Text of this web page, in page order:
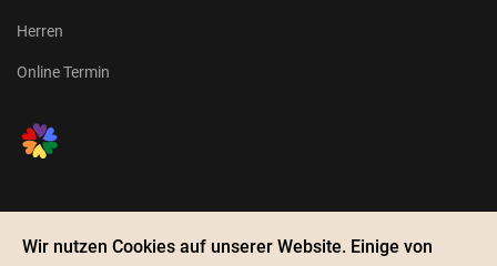
Herren
Online Termin
Wir nutzen Cookies auf unserer Website. Einige von